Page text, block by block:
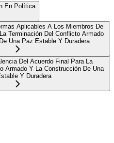
En Política
Aplicables A Los Miembros De
Terminación Del Conflicto Armado
Una Paz Estable Y Duradera
Del Acuerdo Final Para La
Armado Y La Construcción De Una
Y Duradera